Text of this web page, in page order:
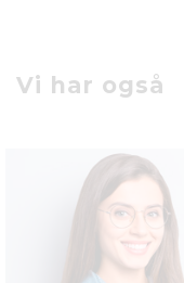
Vi har også